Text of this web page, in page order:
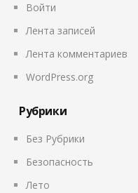
Войти
Лента записей
Лента комментариев
WordPress.org
Рубрики
Без Рубрики
Безопасность
Лето